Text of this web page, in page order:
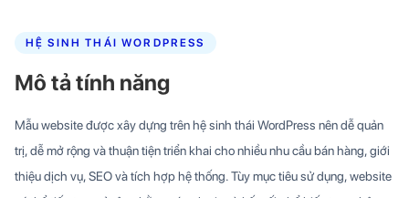
HỆ SINH THÁI WORDPRESS
Mô tả tính năng
Mẫu website được xây dựng trên hệ sinh thái WordPress nên dễ quản
trị, dễ mở rộng và thuận tiện triển khai cho nhiều nhu cầu bán hàng, giới
thiệu dịch vụ, SEO và tích hợp hệ thống. Tùy mục tiêu sử dụng, website